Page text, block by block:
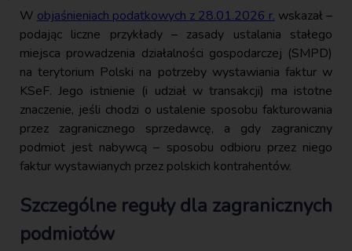
W objaśnieniach podatkowych z 28.01.2026 r. wskazał –
podając liczne przykłady – zasady ustalania stałego
miejsca prowadzenia działalności gospodarczej (SMPD)
na terytorium Polski na potrzeby wystawiania faktur w
KSeF. Jego istnienie (i udział w transakcji) ma istotne
znaczenie, jeśli chodzi o ustalenie sposobu fakturowania
przez zagranicznego sprzedawcę, a gdy zagraniczny
podmiot jest nabywcą – sposobu odbioru przez niego
faktur wystawianych przez polskich kontrahentów.
Szczególne reguły dla zagranicznych
podmiotów